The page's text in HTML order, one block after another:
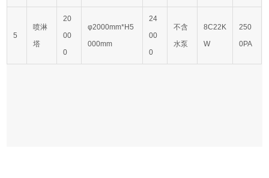
5
喷淋
塔
20
00
0
φ2000mm*H5
000mm
24
00
0
不含
水泵
8C22K
W
250
0PA